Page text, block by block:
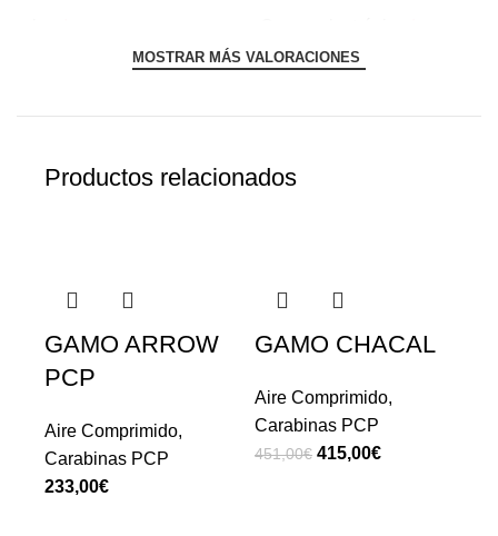
MOSTRAR MÁS VALORACIONES
Productos relacionados
GAMO ARROW
PCP
Aire Comprimido,
Carabinas PCP
€
GAMO CHACAL
Aire Comprimido,
Carabinas PCP
451,00€ 415,00€